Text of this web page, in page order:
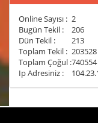
Online Sayısı : 2
Bugün Tekil :
206
Dün Tekil :
213
Toplam Tekil : 203528
Toplam Çoğul :740554
Ip Adresiniz :